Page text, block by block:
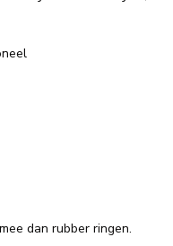
dan rubber ringen.